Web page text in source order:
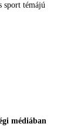
sport témájú
médiában